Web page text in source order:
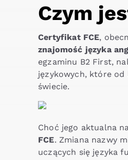
Czym
Certyfikat FCE,
znajomość języka
egzaminu B2 First,
językowych, które od
świecie.
Choć jego aktualna
FCE. Zmiana nazwy
uczących się języka